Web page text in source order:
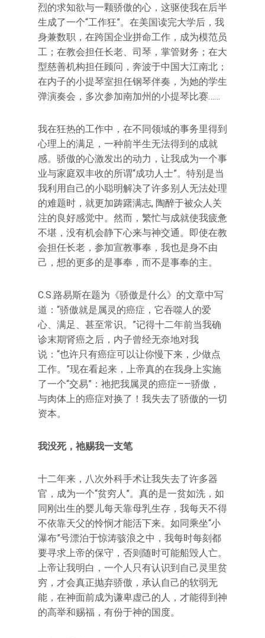
烈的求知欲与一颗骄傲的心，这驱使我在后半
生成了一个“工作狂”。在美国读完大学后，我
身兼数职，在跨国企业拼命工作，成为模范员
工；在教会担任长老、司琴，掌管财务；在大
型慈善机构担任顾问，奔波于中国大江南北；
在内子的小提琴室担任钢琴伴奏，为她的学生
弹演奏会，多次参加南加州的小提琴比赛……
我在狂热的工作中，在不同领域的事务里得到
心理上的满足，一种前半生无法得到的成就
感。骄傲的心激发出的动力，让我成为一个事
业与家庭双丰收的所谓“成功人士”。特别是当
我利用自己的小聪明解决了许多别人无法处理
的难题时，就更加踌躇满志, 陶醉于被众人关
注的良好感觉中。然而，繁忙与成就使我疲惫
不堪，没有机会静下心来与神交通。即使在教
会担任长老，参加宣教事奉，我也是身不由
己，想的更多的是事奉，而不是事奉的主。
C.S.路易斯在题为《骄傲是什么》的文章中写
道：“骄傲就是属灵的癌症，它吞噬人的爱
心、满足、甚至常识。”记得十二年前当我确
诊末期肾癌之后，内子曾经无奈地对我
说：“也许只有癌症可以让你慢下来，少做点
工作。”现在看起来，上帝真的在我身上实施
了一个“交易”：祂把我属灵的癌症——骄傲，
与肉体上的癌症对换了！我失去了骄傲的一切
资本。
我没死，祂赐我一支笔
十二年来，八次外科手术让我失去了许多器
官，成为一个“贫穷人”。真的是一贫如洗，如
同刚出生的婴儿每天靠母乳生存，我每天不得
不依靠天父的怜悯才能活下来。如同乘坐“小
瀑布”号漂泊于惊涛骇浪之中，我每时每刻都
要寻求上帝的保守，否则随时可能船毁人亡。
上帝让我明白，一个人只有认识到自己灵里贫
穷，才会真正抛弃骄傲，承认自己的软弱无
能，在神面前成为谦卑虚己的人，才能得到神
的高举和赐福，有份于神的国度。